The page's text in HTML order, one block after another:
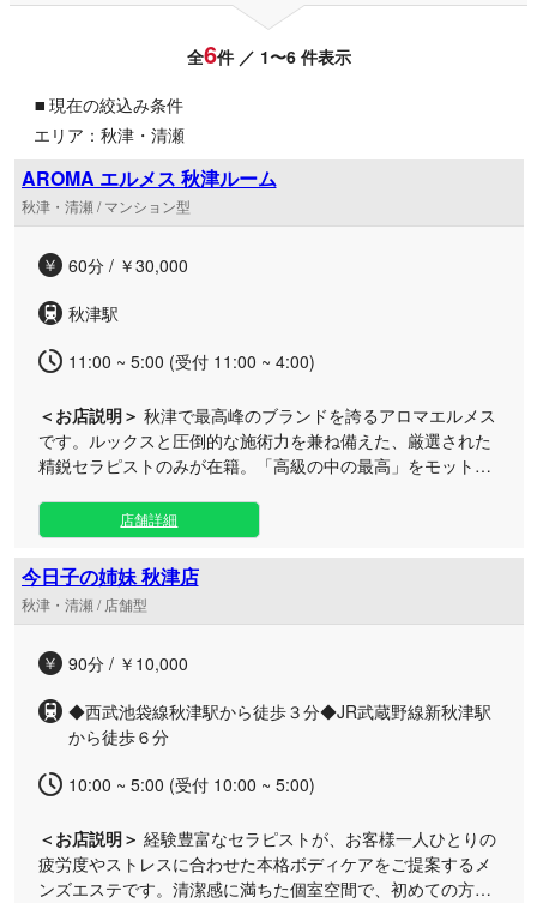
全6件 ／ 1〜6 件表示
▪ 現在の絞込み条件
エリア：秋津・清瀬
AROMA エルメス 秋津ルーム
秋津・清瀬 / マンション型
60分 / ￥30,000
秋津駅
11:00 ~ 5:00 (受付 11:00 ~ 4:00)
＜お店説明＞ 秋津で最高峰のブランドを誇るアロマエルメス
です。ルックスと圧倒的な施術力を兼ね備えた、厳選された
精鋭セラピストのみが在籍。「高級の中の最高」をモットー
でありながら細部までこだわり抜いた高級感あふれるルーム
で、日々の忙しさを忘れ、心からとろけるような至福のひと
ときをお過ごしください。 当店では、お一人おひとりに寄り
添ったシンプルかつ最高級の接客を心がけております。深
夜・早朝まで営業しておりますので、お仕事帰りや遅い時間
す。洗練されたプロの技術と極上の空間を、ぜひご堪能くだ
店舗詳細
今日子の姉妹 秋津店
秋津・清瀬 / 店舗型
90分 / ￥10,000
◆西武池袋線秋津駅から徒歩３分◆JR武蔵野線新秋津駅
から徒歩６分
10:00 ~ 5:00 (受付 10:00 ~ 5:00)
＜お店説明＞ 経験豊富なセラピストが、お客様一人ひとりの
疲労度やストレスに合わせた本格ボディケアをご提案するメ
ンズエステです。清潔感に満ちた個室空間で、初めての方も